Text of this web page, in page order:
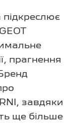
підкреслює
прагнення
завдяки
ще більше